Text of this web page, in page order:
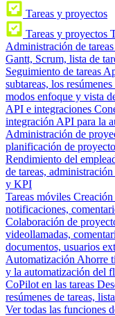
Tareas y proyectos
Tareas y proyectos
Administración de tareas
Gantt, Scrum, lista de
Seguimiento de tareas
subtareas, los
modos enfoque y vista
API e integraciones
integración API para la
Administración de
planificación de
Rendimiento del
de tareas,
y KPI
Tareas móviles Creación
notificaciones,
Colaboración de
videollamadas,
documentos, usuarios
Automatización Ahorre
y la automatización del
CoPilot en las tareas
resúmenes de tareas,
Ver todas las funciones